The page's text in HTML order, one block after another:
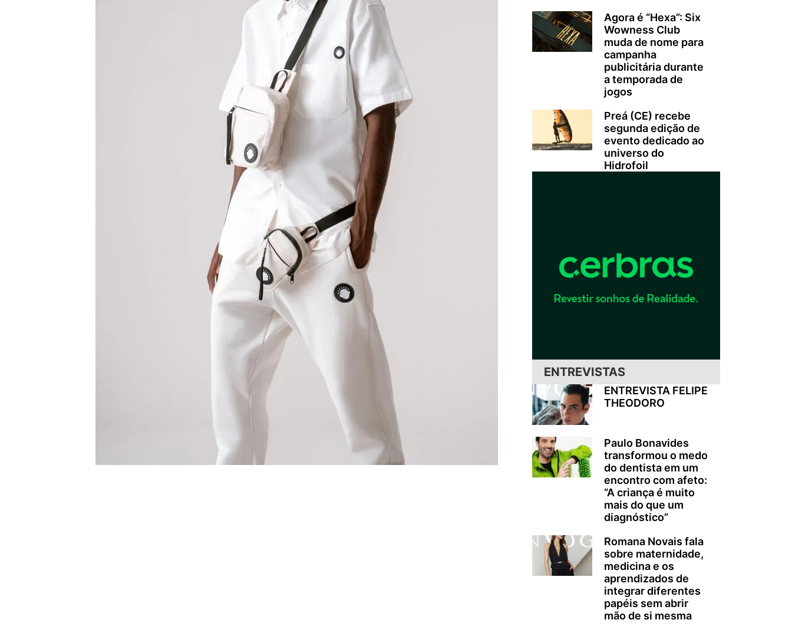
Agora é “Hexa”: Six
Wowness Club
muda de nome para
campanha
publicitária durante
a temporada de
jogos
Preá (CE) recebe
segunda edição de
evento dedicado ao
universo do
Hidrofoil
ENTREVISTAS
ENTREVISTA FELIPE
THEODORO
Paulo Bonavides
transformou o medo
do dentista em um
encontro com afeto:
“A criança é muito
mais do que um
diagnóstico”
Romana Novais fala
sobre maternidade,
medicina e os
aprendizados de
integrar diferentes
papéis sem abrir
mão de si mesma